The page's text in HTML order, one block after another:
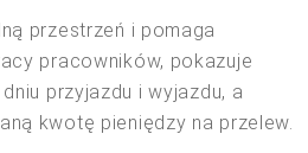
przestrzeń i pomaga
pracowników, pokazuje
przyjazdu i wyjazdu, a
kwotę pieniędzy na przelew.